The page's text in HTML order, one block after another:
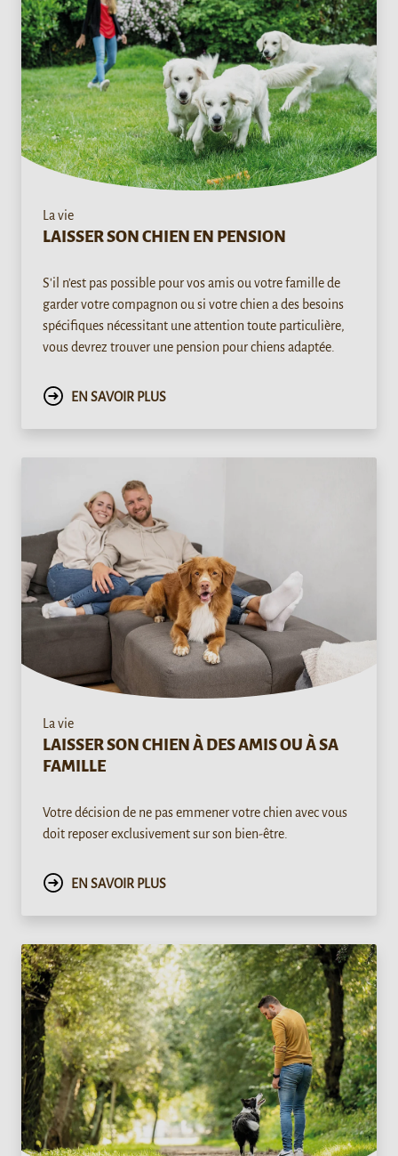
La vie
LAISSER SON CHIEN EN PENSION
S'il n'est pas possible pour vos amis ou votre famille de
garder votre compagnon ou si votre chien a des besoins
spécifiques nécessitant une attention toute particulière,
vous devrez trouver une pension pour chiens adaptée.
EN SAVOIR PLUS
La vie
LAISSER SON CHIEN À DES AMIS OU À SA
FAMILLE
Votre décision de ne pas emmener votre chien avec vous
doit reposer exclusivement sur son bien-être.
EN SAVOIR PLUS